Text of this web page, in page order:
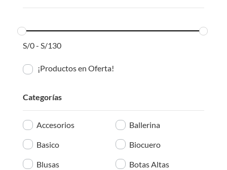
S/0- S/130
¡Productos en Oferta!
Categorías
Accesorios Ballerina
Basico Biocuero
Blusas Botas Altas